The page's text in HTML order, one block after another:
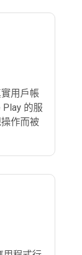
用戶帳
Play 的服
作而被